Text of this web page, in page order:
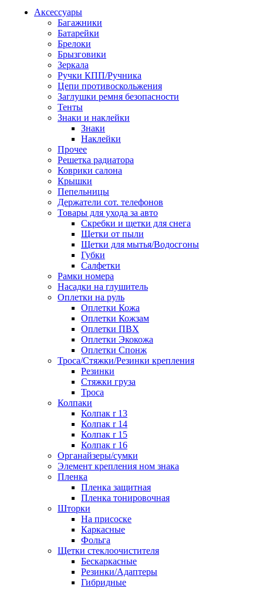
Аксессуары
Багажники
Батарейки
Брелоки
Брызговики
Зеркала
Ручки КПП/Ручника
Цепи противоскольжения
Заглушки ремня безопасности
Тенты
Знаки и наклейки
Знаки
Наклейки
Прочее
Решетка радиатора
Коврики салона
Крышки
Пепельницы
Держатели сот. телефонов
Товары для ухода за авто
Скребки и щетки для снега
Щетки от пыли
Щетки для мытья/Водосгоны
Губки
Салфетки
Рамки номера
Насадки на глушитель
Оплетки на руль
Оплетки Кожа
Оплетки Кожзам
Оплетки ПВХ
Оплетки Экокожа
Оплетки Спонж
Троса/Стяжки/Резинки крепления
Резинки
Стяжки груза
Троса
Колпаки
Колпак r 13
Колпак r 14
Колпак r 15
Колпак r 16
Органайзеры/сумки
Элемент крепления ном знака
Пленка
Пленка защитная
Пленка тонировочная
Шторки
На присоске
Каркасные
Фольга
Щетки стеклоочистителя
Бескаркасные
Резинки/Адаптеры
Гибридные